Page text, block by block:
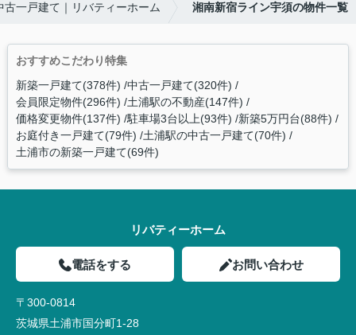
一戸建て｜リバティーホーム 湘南新宿ライン宇須の物件一覧
おすすめこだわり特集
新築一戸建て(378件) 中古一戸建て(320件)
会員限定物件(296件) 土浦駅の不動産(147件)
価格変更物件(137件) 駐車場3台以上(93件) 新築5万円台(88件)
お庭付き一戸建て(79件) 土浦駅の中古一戸建て(70件)
土浦市の新築一戸建て(69件)
リバティーホーム
電話をする お問い合わせ
〒300-0814
茨城県土浦市国分町1-28